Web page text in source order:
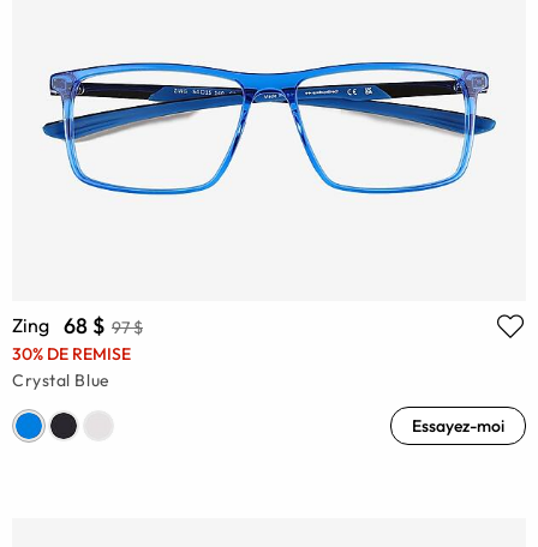
Zing 68 $ 97 $
30% DE REMISE
Crystal Blue
Essayez-moi